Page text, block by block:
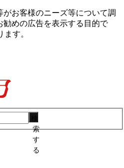
お客様のニーズ等について調
めの広告を表⽰する⽬的で
す。
索
す
る